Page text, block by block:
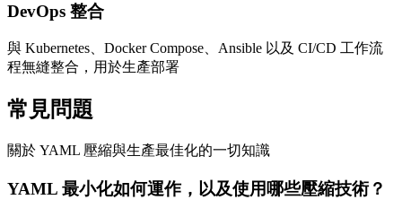
DevOps 整合
與 Kubernetes、Docker Compose、Ansible 以及 CI/CD 工作流
程無縫整合，用於生產部署
常見問題
關於 YAML 壓縮與生產最佳化的一切知識
YAML 最小化如何運作，以及使用哪些壓縮技術？